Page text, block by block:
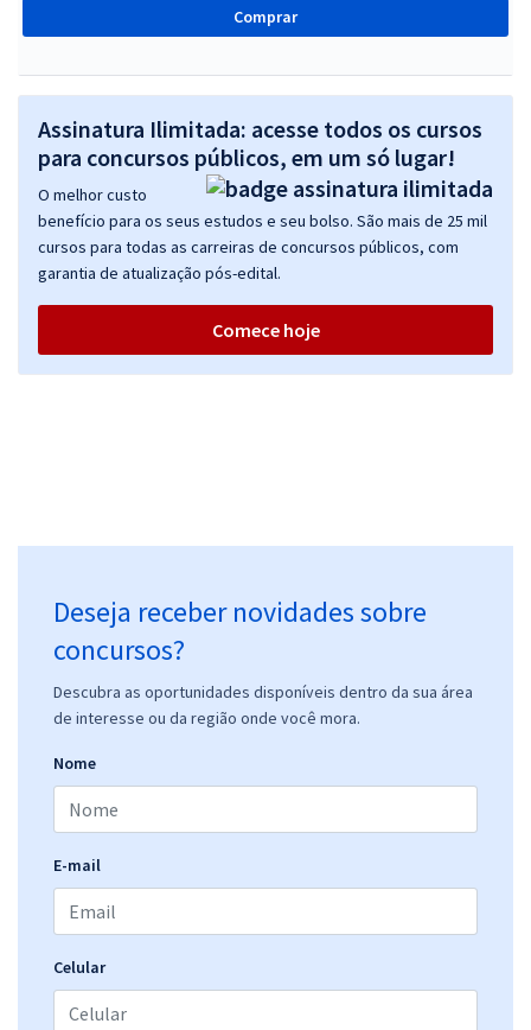
Comprar
Assinatura Ilimitada: acesse todos os cursos
para concursos públicos, em um só lugar!
O melhor custo
benefício para os seus estudos e seu bolso. São mais de 25 mil
cursos para todas as carreiras de concursos públicos, com
garantia de atualização pós-edital.
Comece hoje
Deseja receber novidades sobre
concursos?
Descubra as oportunidades disponíveis dentro da sua área
de interesse ou da região onde você mora.
Nome
E-mail
Celular